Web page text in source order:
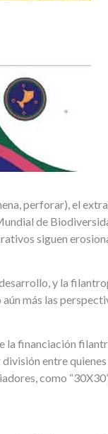
perforar), el
de
siguen
y la
más las
la financiación
entre
como